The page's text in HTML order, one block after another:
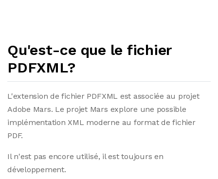
Qu'est-ce que le fichier
PDFXML?
L'extension de fichier PDFXML est associée au projet
Adobe Mars. Le projet Mars explore une possible
implémentation XML moderne au format de fichier
PDF.
Il n'est pas encore utilisé, il est toujours en
développement.